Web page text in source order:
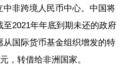
非跨境人民币中心。中国将
2021年年底到期未还的政府
从国际货币基金组织增发的特
，转借给非洲国家。